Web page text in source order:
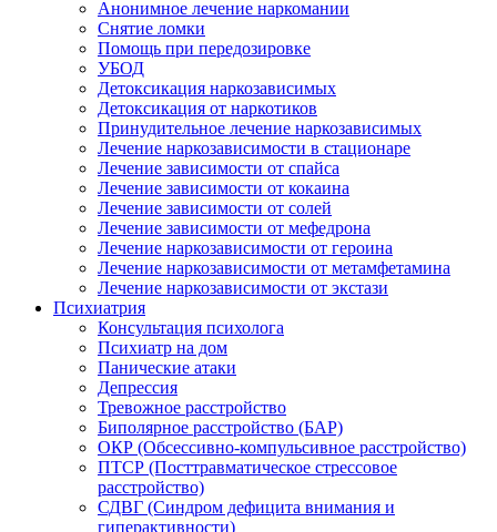
Анонимное лечение наркомании
Снятие ломки
Помощь при передозировке
УБОД
Детоксикация наркозависимых
Детоксикация от наркотиков
Принудительное лечение наркозависимых
Лечение наркозависимости в стационаре
Лечение зависимости от спайса
Лечение зависимости от кокаина
Лечение зависимости от солей
Лечение зависимости от мефедрона
Лечение наркозависимости от героина
Лечение наркозависимости от метамфетамина
Лечение наркозависимости от экстази
Психиатрия
Консультация психолога
Психиатр на дом
Панические атаки
Депрессия
Тревожное расстройство
Биполярное расстройство (БАР)
ОКР (Обсессивно-компульсивное расстройство)
ПТСР (Посттравматическое стрессовое
расстройство)
СДВГ (Синдром дефицита внимания и
гиперактивности)